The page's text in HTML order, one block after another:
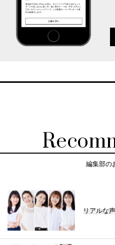
編集部の
リアルな